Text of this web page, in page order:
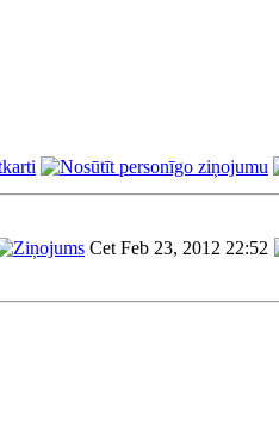
Cet Feb 23, 2012 22:52